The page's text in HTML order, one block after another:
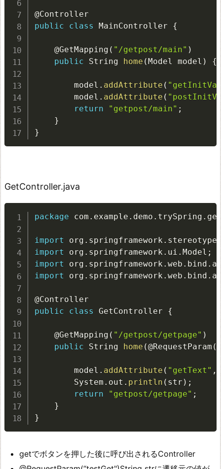
@Controller
public
class MainController {
@GetMapping ( "/getpost/main" )
public String home (Model model ) {
        model
. addAttribute (
        model
. addAttribute (
return
"getpost/main" ;
}
}
GetController.java
package com . example . demo . trySpring .
import org . springframework . stereotype
import org . springframework . ui . Model ;
import org . springframework . web . bind .
import org . springframework . web . bind .
@Controller
public
class GetController {
@GetMapping ( "/getpost/getpage" )
public String home (@RequestParam (
        model
. addAttribute ( "getText" ,
        System
. out . println ( str ) ;
return
"getpost/getpage" ;
}
}
getでボタンを押した後に呼び出されるController